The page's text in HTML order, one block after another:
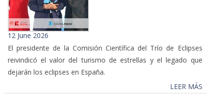
12 June 2026
El presidente de la Comisión Científica del Trío de Eclipses
reivindicó el valor del turismo de estrellas y el legado que
dejarán los eclipses en España.
LEER MÁS